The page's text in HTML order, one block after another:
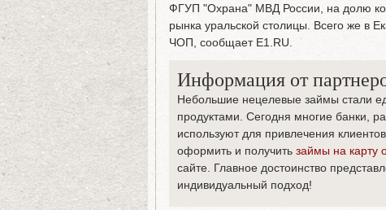
ФГУП "Охрана" МВД России, на долю
рынка уральской столицы. Всего же в
ЧОП, сообщает E1.RU.
Информация от
Небольшие нецелевые займы стали
продуктами. Сегодня многие банки,
используют для привлечения
оформить и получить займы на карту
сайте. Главное достоинство
индивидуальный подход!